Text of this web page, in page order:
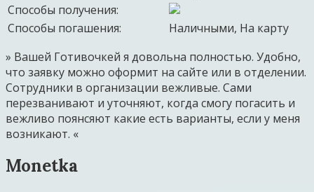
Способы получения:
Способы погашения:
Наличными, На карту
» Вашей Готивочкей я довольна полностью. Удобно,
что заявку можно оформит на сайте или в отделении.
Сотрудники в организации вежливые. Сами
перезванивают и уточняют, когда смогу погасить и
вежливо поянсяют какие есть варианты, если у меня
возникают. «
Monetka